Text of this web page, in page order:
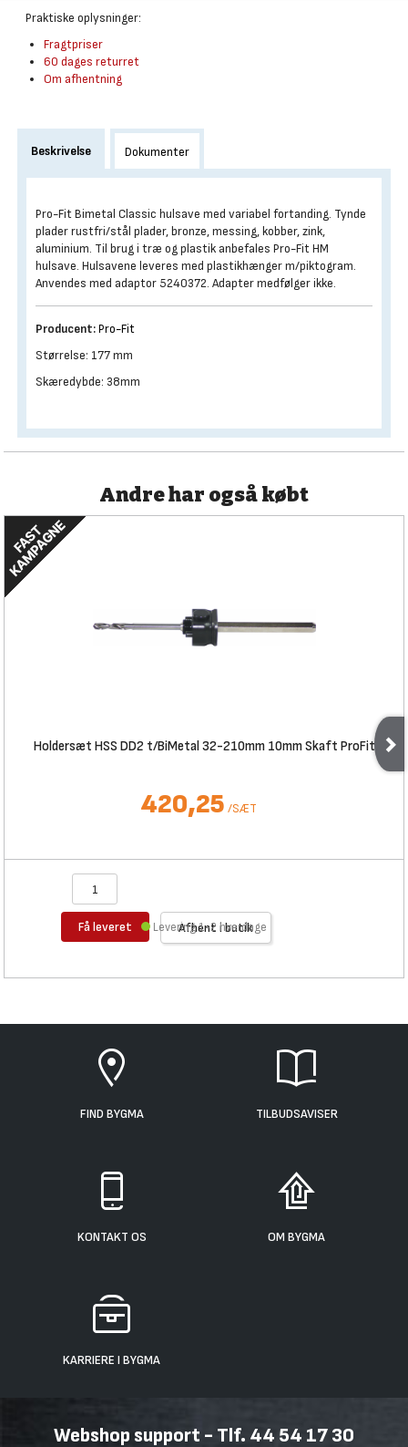
Praktiske oplysninger:
Fragtpriser
60 dages returret
Om afhentning
Beskrivelse Dokumenter
Pro-Fit Bimetal Classic hulsave med variabel fortanding. Tynde
plader rustfri/stål plader, bronze, messing, kobber, zink,
aluminium. Til brug i træ og plastik anbefales Pro-Fit HM
hulsave. Hulsavene leveres med plastikhænger m/piktogram.
Anvendes med adaptor 5240372. Adapter medfølger ikke.
Producent:Pro-Fit
Størrelse: 177 mm
Skæredybde: 38mm
Andre har også købt
Holdersæt HSS DD2 t/BiMetal 32-210mm 10mm Skaft ProFit
420,25 /SÆT
Få leveret Afhent i butik
Levering 1-2 hverdage
FIND BYGMA TILBUDSAVISER
KONTAKT OS OM BYGMA
KARRIERE I BYGMA
Webshop support - Tlf. 44 54 17 30